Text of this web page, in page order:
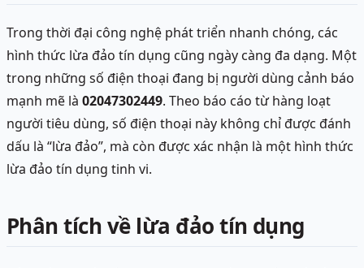
Trong thời đại công nghệ phát triển nhanh chóng, các
hình thức lừa đảo tín dụng cũng ngày càng đa dạng. Một
trong những số điện thoại đang bị người dùng cảnh báo
mạnh mẽ là 02047302449. Theo báo cáo từ hàng loạt
người tiêu dùng, số điện thoại này không chỉ được đánh
dấu là “lừa đảo”, mà còn được xác nhận là một hình thức
lừa đảo tín dụng tinh vi.
Phân tích về lừa đảo tín dụng